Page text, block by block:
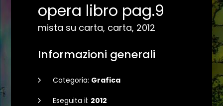
opera libro pag.9
mista su carta, carta, 2012
Informazioni generali
Categoria: Grafica
Eseguita il: 2012